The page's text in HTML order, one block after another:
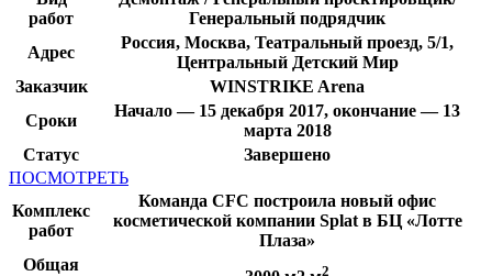
работ
Генеральный подрядчик
Адрес
Россия, Москва, Театральный проезд, 5/1,
Центральный Детский Мир
Заказчик
WINSTRIKE Arena
Сроки
Начало — 15 декабря 2017, окончание — 13
марта 2018
Статус
Завершено
ПОСМОТРЕТЬ
Комплекс
работ
Команда CFC построила новый офис
косметической компании Splat в БЦ «Лотте
Плаза»
Общая
2